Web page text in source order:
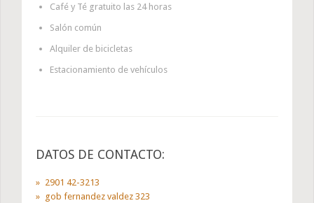
Café y Té gratuito las 24 horas
Salón común
Alquiler de bicicletas
Estacionamiento de vehículos
DATOS DE CONTACTO:
2901 42-3213
gob fernandez valdez 323